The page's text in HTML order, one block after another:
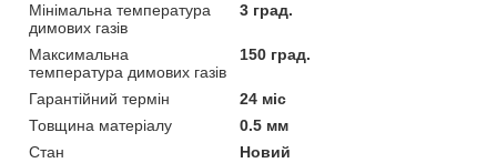
Мінімальна температура
димових газів
3 град.
Максимальна
температура димових газів
150 град.
Гарантійний термін
24 міс
Товщина матеріалу
0.5 мм
Стан
Новий